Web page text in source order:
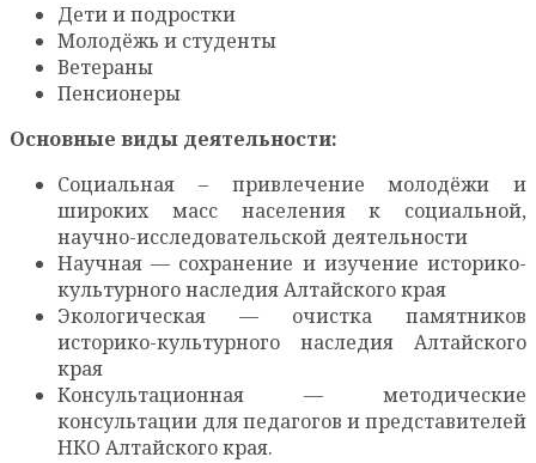
Дети и подростки
Молодёжь и студенты
Ветераны
Пенсионеры
Основные виды деятельности:
Социальная – привлечение молодёжи и
широких масс населения к социальной,
научно-исследовательской деятельности
Научная — сохранение и изучение историко-
культурного наследия Алтайского края
Экологическая — очистка памятников
историко-культурного наследия Алтайского
края
Консультационная — методические
консультации для педагогов и представителей
НКО Алтайского края.